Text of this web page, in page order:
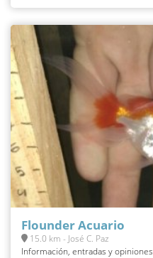
Flounder Acuario
15.0 km - José C. Paz
Información, entradas y opiniones